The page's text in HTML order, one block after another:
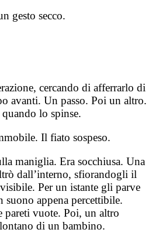
gesto secco.
cercando di afferrarlo di
avanti. Un passo. Poi un altro.
lo spinse.
Il fiato sospeso.
maniglia. Era socchiusa. Una
dall’interno, sfiorandogli il
Per un istante gli parve
appena percettibile.
pareti vuote. Poi, un altro
di un bambino.